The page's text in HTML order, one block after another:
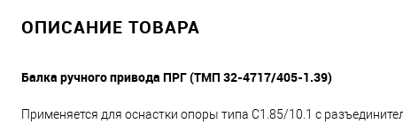
ОПИСАНИЕ ТОВАРА
Балка ручного привода ПРГ (ТМП 32-4717/405-1.39)
Применяется для оснастки опоры типа С1.85/10.1 с